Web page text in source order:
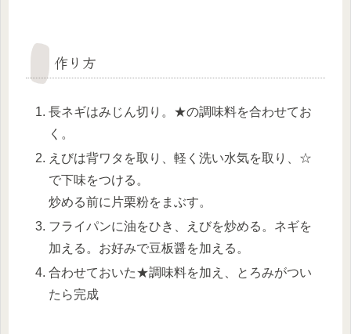
作り方
長ネギはみじん切り。★の調味料を合わせてお
く。
えびは背ワタを取り、軽く洗い水気を取り、☆
で下味をつける。
炒める前に片栗粉をまぶす。
フライパンに油をひき、えびを炒める。ネギを
加える。お好みで豆板醤を加える。
合わせておいた★調味料を加え、とろみがつい
たら完成